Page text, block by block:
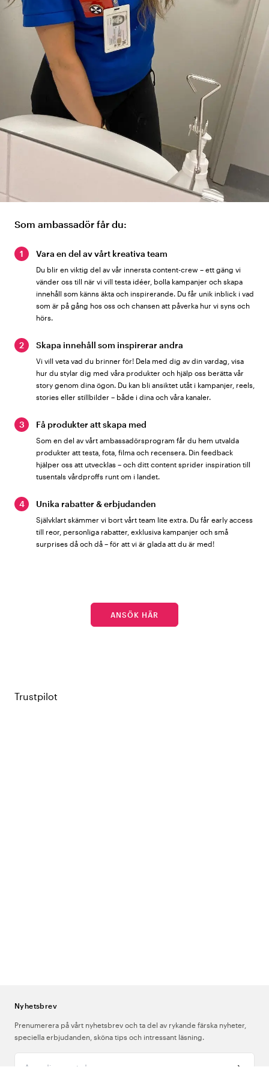
Som ambassadör får du:
1 Vara en del av vårt kreativa team
Du blir en viktig del av vår innersta content-crew – ett gäng vi
vänder oss till när vi vill testa idéer, bolla kampanjer och skapa
innehåll som känns äkta och inspirerande. Du får unik inblick i vad
som är på gång hos oss och chansen att påverka hur vi syns och
hörs.
2 Skapa innehåll som inspirerar andra
Vi vill veta vad du brinner för! Dela med dig av din vardag, visa
hur du stylar dig med våra produkter och hjälp oss berätta vår
story genom dina ögon. Du kan bli ansiktet utåt i kampanjer, reels,
stories eller stillbilder – både i dina och våra kanaler.
3 Få produkter att skapa med
Som en del av vårt ambassadörsprogram får du hem utvalda
produkter att testa, fota, filma och recensera. Din feedback
hjälper oss att utvecklas – och ditt content sprider inspiration till
tusentals vårdproffs runt om i landet.
4 Unika rabatter & erbjudanden
Självklart skämmer vi bort vårt team lite extra. Du får early access
till reor, personliga rabatter, exklusiva kampanjer och små
surprises då och då – för att vi är glada att du är med!
ANSÖK HÄR
Trustpilot
Nyhetsbrev
Prenumerera på vårt nyhetsbrev och ta del av rykande färska nyheter,
speciella erbjudanden, sköna tips och intressant läsning.